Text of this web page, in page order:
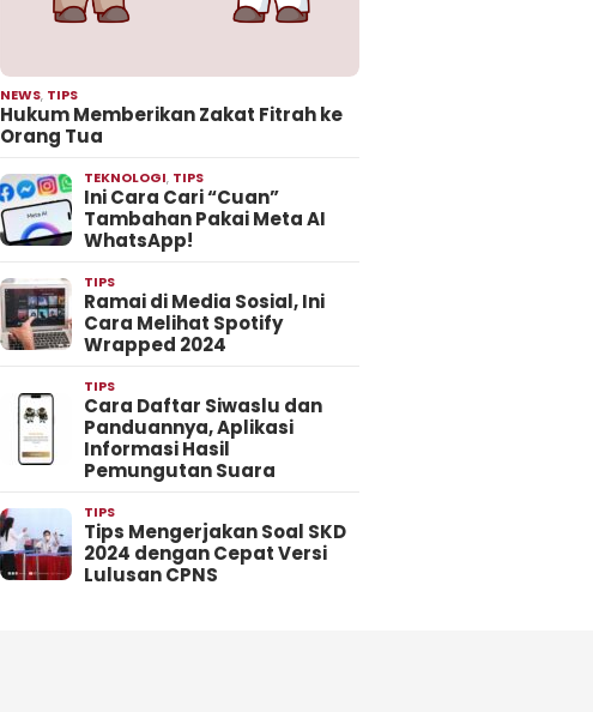
NEWS, TIPS
Hukum Memberikan Zakat Fitrah ke
Orang Tua
TEKNOLOGI, TIPS
Ini Cara Cari “Cuan”
Tambahan Pakai Meta AI
WhatsApp!
TIPS
Ramai di Media Sosial, Ini
Cara Melihat Spotify
Wrapped 2024
TIPS
Cara Daftar Siwaslu dan
Panduannya, Aplikasi
Informasi Hasil
Pemungutan Suara
TIPS
Tips Mengerjakan Soal SKD
2024 dengan Cepat Versi
Lulusan CPNS